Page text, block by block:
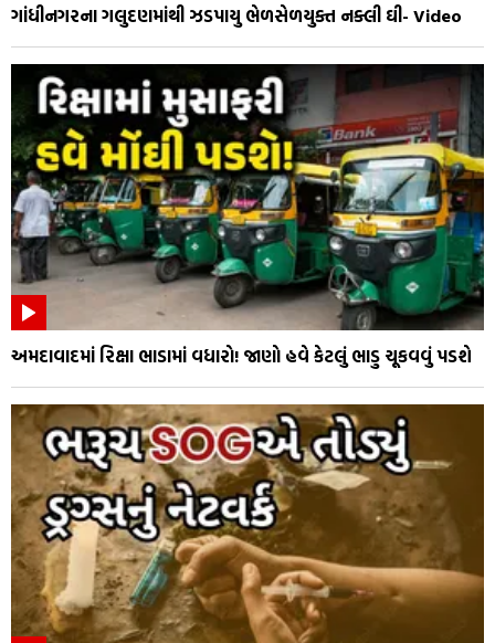
ગાંધીનગરના ગલુદણમાંથી ઝડપાયુ ભેળસેળયુક્ત નક્લી ઘી- Video
અમદાવાદમાં રિક્ષા ભાડામાં વધારો! જાણો હવે કેટલું ભાડુ ચૂકવવું પડશે